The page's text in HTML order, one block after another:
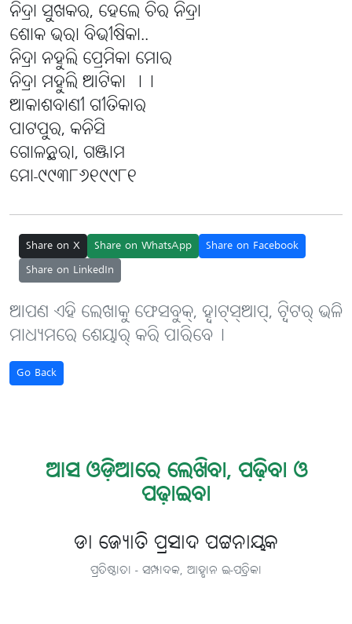
ନିଦ୍ରା ସୁଖକର, ହେଲେ ଚିର ନିଦ୍ରା
ଶୋକ ଭରା ବିଭୀଷିକା..
ନିଦ୍ରା ନହୁଲି ପ୍ରେମିକା ମୋର
ନିଦ୍ରା ମହୁଲି ଆଟିକା ।।
ଆକାଶବାଣୀ ଗୀତିକାର
ପାଟପୁର, କନିସି
ଗୋଳନ୍ଥରା, ଗଞ୍ଜାମ
ମୋ-୯୯୩୮୬୧୯୯୮୧
Share on X Share on WhatsApp
Share on Facebook
Share on LinkedIn
ଆପଣ ଏହି ଲେଖାକୁ ଫେସବୁକ୍, ହ୍ବାଟ୍‌ସ୍‌ଆପ୍, ଟ୍ବିଟର୍ ଭଳି
ମାଧ୍ୟମରେ ଶେୟାର୍ କରି ପାରିବେ୤
Go Back
ଆସ ଓଡ଼ିଆରେ ଲେଖିବା, ପଢ଼ିବା ଓ
ପଢ଼ାଇବା
ଡା ଜ୍ୟୋତି ପ୍ରସାଦ ପଟ୍ଟନାୟକ
ପ୍ରତିଷ୍ଠାତା - ସମ୍ପାଦକ, ଆହ୍ବାନ ଇ-ପତ୍ରିକା